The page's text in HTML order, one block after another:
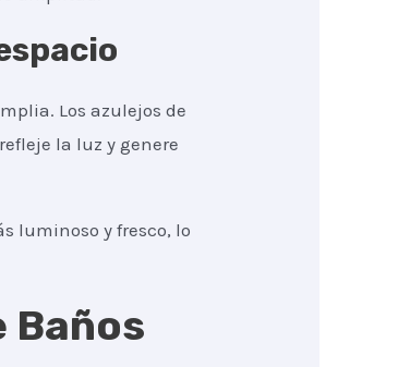
Los azulejos de
la luz y genere
luminoso y fresco, lo
Baños